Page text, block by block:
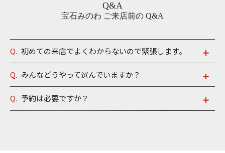
Q&A
宝石みのわ ご来店前の Q&A
Q. 初めての来店でよくわからないので緊張します。
ご安心ください。親切丁寧な対応と口コミ多数の、宝石みのわ
のお手伝いをさせて頂きます。特に婚約指輪・結婚指輪では、
Q. みんなどうやって選んでいますか？
たくさんのポイントがあって、悩んでしまいますよね。一般的
に「デ ザイン」「アフターケア」「品質」「認知度」「価格」
Q. 予約は必要ですか？